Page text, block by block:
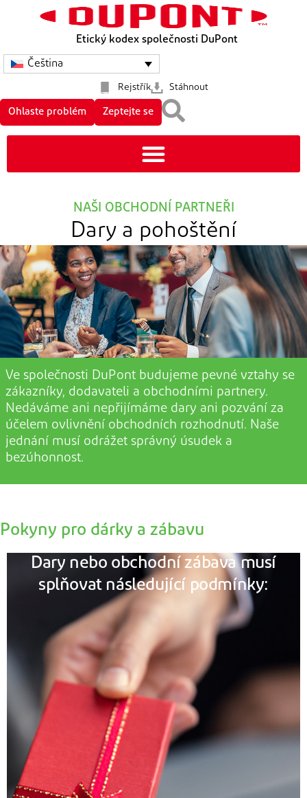
Etický kodex společnosti DuPont
Čeština
Rejstřík Stáhnout
Ohlaste problém Zeptejte se
NAŠI OBCHODNÍ PARTNEŘI
Dary a pohoštění
Ve společnosti DuPont budujeme pevné vztahy se
zákazníky, dodavateli a obchodními partnery.
Nedáváme ani nepřijímáme dary ani pozvání za
účelem ovlivnění obchodních rozhodnutí. Naše
jednání musí odrážet správný úsudek a
bezúhonnost.
Pokyny pro dárky a zábavu
Dary nebo obchodní zábava musí
splňovat následující podmínky: